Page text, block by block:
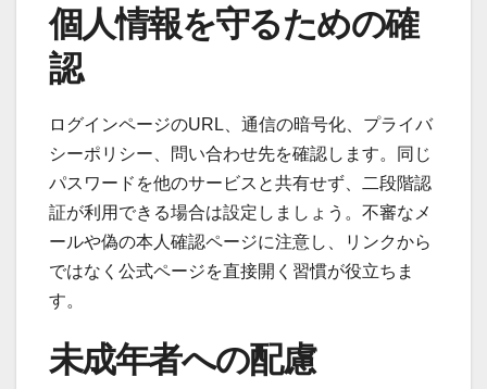
個人情報を守るための確
認
ログインページのURL、通信の暗号化、プライバ
シーポリシー、問い合わせ先を確認します。同じ
パスワードを他のサービスと共有せず、二段階認
証が利用できる場合は設定しましょう。不審なメ
ールや偽の本人確認ページに注意し、リンクから
ではなく公式ページを直接開く習慣が役立ちま
す。
未成年者への配慮